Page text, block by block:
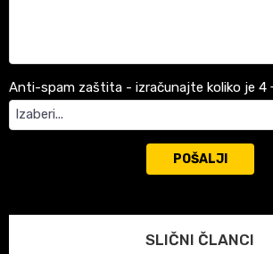
Anti-spam zaštita - izračunajte koliko je 4
POŠALJI
SLIČNI ČLANCI